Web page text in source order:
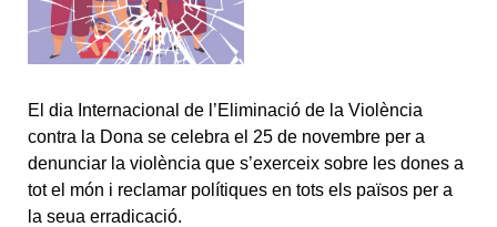
El dia Internacional de l’Eliminació de la Violència
contra la Dona se celebra el 25 de novembre per a
denunciar la violència que s’exerceix sobre les dones a
tot el món i reclamar polítiques en tots els països per a
la seua erradicació.